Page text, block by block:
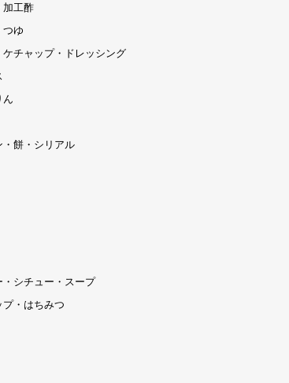
工酢
ゆ
チャップ・ドレッシング
ん
餅・シリアル
シチュー・スープ
・はちみつ